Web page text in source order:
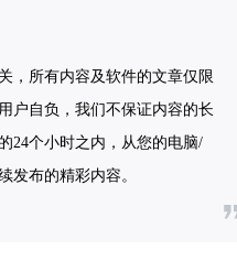
，所有内容及软件的文章仅限
户自负，我们不保证内容的长
24个小时之内，从您的电脑/
发布的精彩内容。